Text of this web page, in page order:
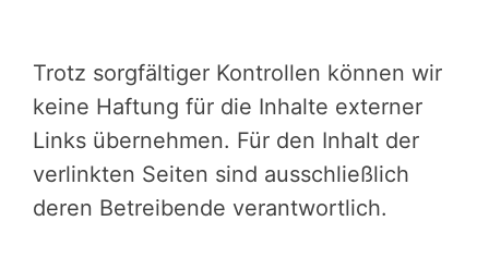
Trotz sorgfältiger Kontrollen können wir
keine Haftung für die Inhalte externer
Links übernehmen. Für den Inhalt der
verlinkten Seiten sind ausschließlich
deren Betreibende verantwortlich.